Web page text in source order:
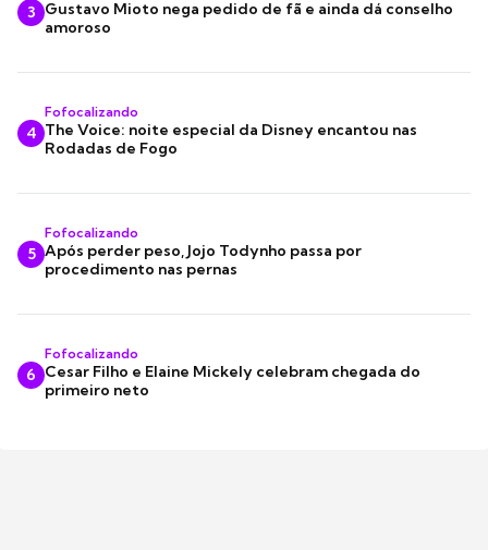
3 Gustavo Mioto nega pedido de fã e ainda dá conselho
amoroso
4
Fofocalizando
The Voice: noite especial da Disney encantou nas
Rodadas de Fogo
5
Fofocalizando
Após perder peso, Jojo Todynho passa por
procedimento nas pernas
6
Fofocalizando
Cesar Filho e Elaine Mickely celebram chegada do
primeiro neto